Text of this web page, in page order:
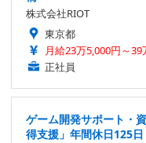
株式会社RIOT
東京都
月給23万5,000円～39
正社員
ゲーム開発サポート・
得支援」年間休日125日